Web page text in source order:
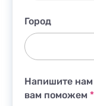
Город
Напишите нам
вам поможем *